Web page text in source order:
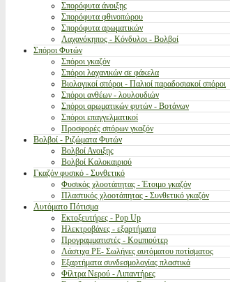
Σπορόφυτα άνοιξης
Σπορόφυτα φθινοπώρου
Σπορόφυτα αρωματικών
Λαχανόκηπος - Κόνδυλοι - Βολβοί
Σπόροι Φυτών
Σπόροι γκαζόν
Σπόροι λαχανικών σε φάκελα
Βιολογικοί σπόροι - Παλιοί παραδοσιακοί σπόροι
Σπόροι ανθέων - λουλουδιών
Σπόροι αρωματικών φυτών - Βοτάνων
Σπόροι επαγγελματικοί
Προσφορές σπόρων γκαζόν
Βολβοί - Ριζώματα Φυτών
Βολβοί Ανοιξης
Βολβοί Καλοκαιριού
Γκαζόν φυσικό - Συνθετικό
Φυσικός χλοοτάπητας - Έτοιμο γκαζόν
Πλαστικός χλοοτάπητας - Συνθετικό γκαζόν
Αυτόματο Πότισμα
Εκτοξευτήρες - Pop Up
Ηλεκτροβάνες - εξαρτήματα
Προγραμματιστές - Κομπιούτερ
Λάστιχα PE- Σωλήνες αυτόματου ποτίσματος
Εξαρτήματα συνδεσμολογίας πλαστικά
Φίλτρα Νερού - Λιπαντήρες